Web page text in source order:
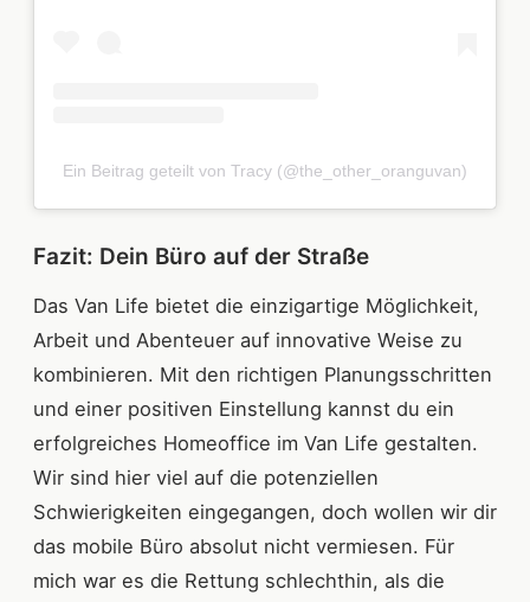
Ein Beitrag geteilt von Tracy (@the_other_oranguvan)
Fazit: Dein Büro auf der Straße
Das Van Life bietet die einzigartige Möglichkeit,
Arbeit und Abenteuer auf innovative Weise zu
kombinieren. Mit den richtigen Planungsschritten
und einer positiven Einstellung kannst du ein
erfolgreiches Homeoffice im Van Life gestalten.
Wir sind hier viel auf die potenziellen
Schwierigkeiten eingegangen, doch wollen wir dir
das mobile Büro absolut nicht vermiesen. Für
mich war es die Rettung schlechthin, als die